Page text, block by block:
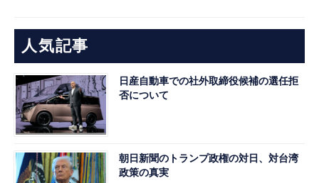
人気記事
日産自動車での社外取締役候補の選任拒
否について
朝日新聞のトランプ政権の対日、対台湾
政策の真実